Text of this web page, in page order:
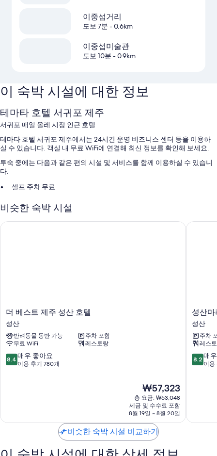
이중섭거리
도보 7분 - 0.6km
이중섭미술관
도보 10분 - 0.9km
이 숙박 시설에 대한 정보
테마타 호텔 서귀포 제주
서귀포 매일 올레 시장 인근 호텔
테마타 호텔 서귀포 제주에서는 24시간 운영 비즈니스 센터 등을 이용하
실 수 있습니다. 객실 내 무료 WiFi에 연결해 최신 정보를 확인해 보세요.
투숙 중에는 다음과 같은 편의 시설 및 서비스를 함께 이용하실 수 있습니
다.
셀프 주차 무료
미니 냉장고, 난방 및 하우스키핑 서비스(매일)
비슷한 숙박 시설
더
베
스
트
제
주
성
더 베스트 제주 성산 호텔
성산
반려동물 동반 가능
주차 포함
무료 WiFi
레스토랑
10
점
우
요,
8.4 매우 좋아요
이용 후기 780개
현
재
요
금
₩57,323
₩57,323
총 요금: ₩63,048
세금 및 수수료 포함
8월 19일 ~ 8월 20일
더 베스트 제주 성산 호텔
성
산
마
리
나
성
산
성산마
성산
주차
레스
10
점
우
8.2 매
이용
성산마
비슷한 숙박 시설 비교하기